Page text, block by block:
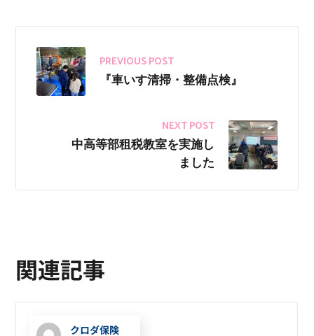
PREVIOUS POST
『車いす清掃・整備点検』
NEXT POST
中高等部租税教室を実施し
ました
関連記事
クロダ保険